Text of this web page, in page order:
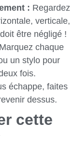
: Regardez
verticale,
être négligé !
Marquez chaque
un stylo pour
fois.
échappe, faites
dessus.
cette